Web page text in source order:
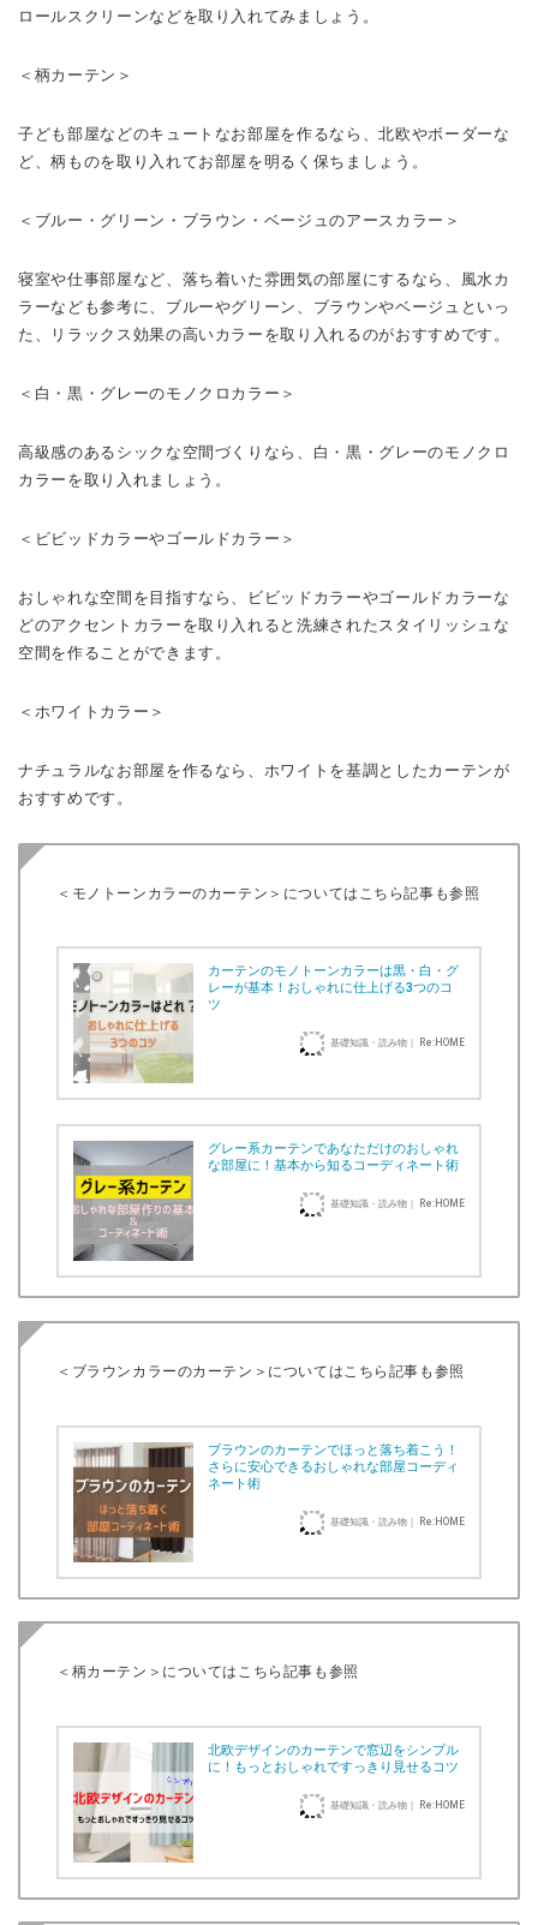
ロールスクリーンなどを取り入れてみましょう。
＜柄カーテン＞
子ども部屋などのキュートなお部屋を作るなら、北欧やボーダーな
ど、柄ものを取り入れてお部屋を明るく保ちましょう。
＜ブルー・グリーン・ブラウン・ベージュのアースカラー＞
寝室や仕事部屋など、落ち着いた雰囲気の部屋にするなら、風水カ
ラーなども参考に、ブルーやグリーン、ブラウンやベージュといっ
た、リラックス効果の高いカラーを取り入れるのがおすすめです。
＜白・黒・グレーのモノクロカラー＞
高級感のあるシックな空間づくりなら、白・黒・グレーのモノクロ
カラーを取り入れましょう。
＜ビビッドカラーやゴールドカラー＞
おしゃれな空間を目指すなら、ビビッドカラーやゴールドカラーな
どのアクセントカラーを取り入れると洗練されたスタイリッシュな
空間を作ることができます。
＜ホワイトカラー＞
ナチュラルなお部屋を作るなら、ホワイトを基調としたカーテンが
おすすめです。
＜モノトーンカラーのカーテン＞についてはこちら記事も参照
カーテンのモノトーンカラーは黒・白・グ
レーが基本！おしゃれに仕上げる3つのコ
ツ
基礎知識・読み物｜ Re:HOME
グレー系カーテンであなただけのおしゃれ
な部屋に！基本から知るコーディネート術
基礎知識・読み物｜ Re:HOME
＜ブラウンカラーのカーテン＞についてはこちら記事も参照
ブラウンのカーテンでほっと落ち着こう！
さらに安心できるおしゃれな部屋コーディ
ネート術
基礎知識・読み物｜ Re:HOME
＜柄カーテン＞についてはこちら記事も参照
北欧デザインのカーテンで窓辺をシンプル
に！もっとおしゃれですっきり見せるコツ
基礎知識・読み物｜ Re:HOME